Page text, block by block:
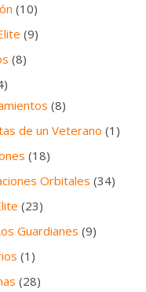
(10)
(9)
(8)
(8)
de un Veterano (1)
(18)
Orbitales (34)
(23)
Guardianes (9)
(1)
(28)